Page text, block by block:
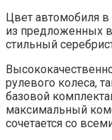
Цвет автомобиля
из предложенных
стильный
рулевого колеса,
базовой
максимальный
сочетается со